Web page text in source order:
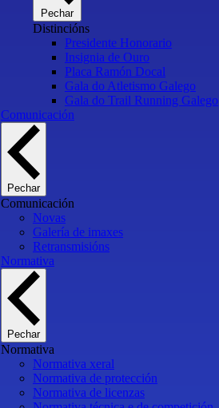
Pechar
Distincións
Presidente Honorario
Insignia de Ouro
Placa Ramón Docal
Gala do Atletismo Galego
Gala do Trail Running Galego
Comunicación
Pechar
Comunicación
Novas
Galería de imaxes
Retransmisións
Normativa
Pechar
Normativa
Normativa xeral
Normativa de protección
Normativa de licenzas